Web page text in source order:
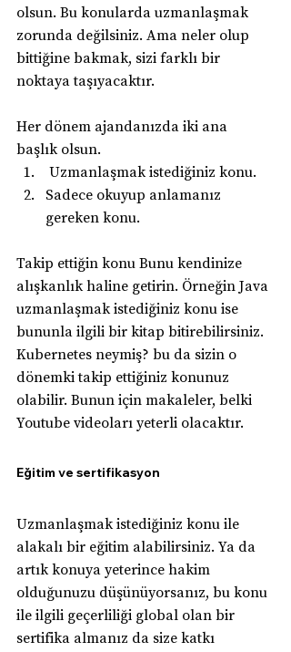
olsun. Bu konularda uzmanlaşmak
zorunda değilsiniz. Ama neler olup
bittiğine bakmak, sizi farklı bir
noktaya taşıyacaktır.
Her dönem ajandanızda iki ana
başlık olsun.
Uzmanlaşmak istediğiniz konu.
Sadece okuyup anlamanız
gereken konu.
Takip ettiğin konu Bunu kendinize
alışkanlık haline getirin. Örneğin Java
uzmanlaşmak istediğiniz konu ise
bununla ilgili bir kitap bitirebilirsiniz.
Kubernetes neymiş? bu da sizin o
dönemki takip ettiğiniz konunuz
olabilir. Bunun için makaleler, belki
Youtube videoları yeterli olacaktır.
Eğitim ve sertifikasyon
Uzmanlaşmak istediğiniz konu ile
alakalı bir eğitim alabilirsiniz. Ya da
artık konuya yeterince hakim
olduğunuzu düşünüyorsanız, bu konu
ile ilgili geçerliliği global olan bir
sertifika almanız da size katkı